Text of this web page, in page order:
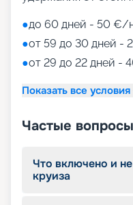
●до 60 дней - 50 €/
●от 59 до 30 дней -
●от 29 до 22 дней -
Показать все условия
Частые вопросы
Что включено и
круиза